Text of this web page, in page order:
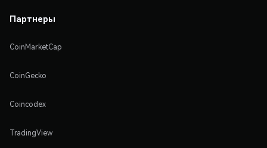
Партнеры
CoinMarketCap
CoinGecko
Coincodex
TradingView